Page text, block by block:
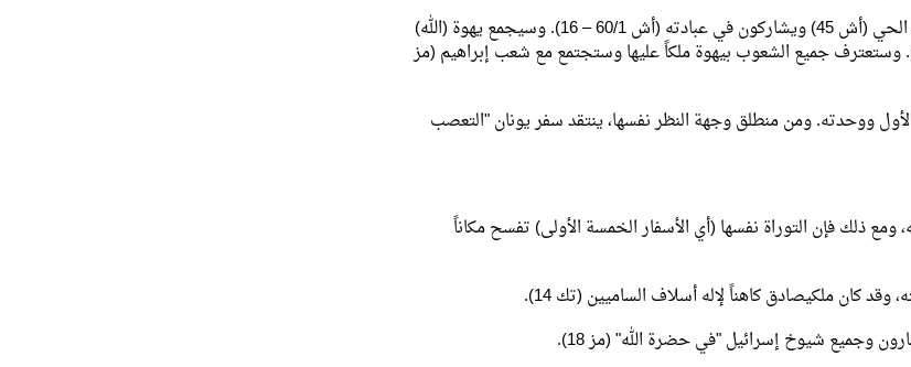
وفي نهاية الأزمنة، يستشف الأنبياء اهتداء جميع الأمم، إذ سيلتفتون نحو الله الحي (أش 45) ويشاركون في عبادته (أش 60/1 – 16). وسيجمع يهوة (الله)
حوله جميع الأمم وجميع اللغات واضعاً حداً لتشتّت بابل (أش 66: 18 – 21). وستعترف جميع الشعوب بيهوة ملكاً عليها وستجتمع مع شعب إبراهيم (مز
ووحدته. ومن منطلق وجهة النظر نفسها، ينتقد سفر يونان "التعصب
ومع ذلك فإن التوراة نفسها (أي الأسفار الخمسة الأولى) تفسح مكاناً
ملكيصادق كاهناً لإله أسلاف الساميين (تك 14).
شيوخ إسرائيل "في حضرة الله" (مز 18).